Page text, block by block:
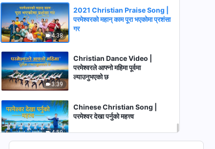
4:38
2021 Christian Praise Song |
परमेश्‍वरको महान् काम पूरा भएकोमा प्रशंसा
गर
3:39
Christian Dance Video |
परमेश्‍वरले आफ्नो महिमा पूर्वमा
ल्याउनुभएको छ
4:59
Chinese Christian Song |
परमेश्‍वर देखा पर्नुको महत्त्व